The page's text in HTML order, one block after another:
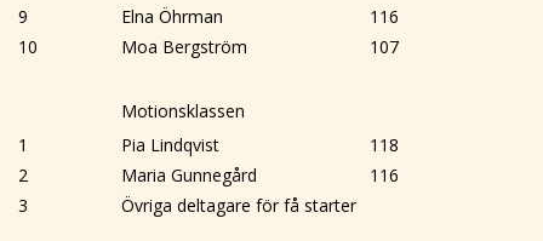
9
Elna Öhrman
116
10
Moa Bergström 107
Motionsklassen
1
Pia Lindqvist
118
2
Maria Gunnegård
116
3
Övriga deltagare för få starter